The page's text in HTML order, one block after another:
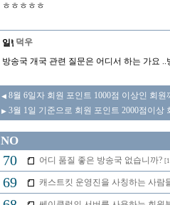
ㅎㅎㅎㅎㅎ
덕우
방송국 개국 관련 질문은 어디서 하는 가요
◀ 8월 6일자 회원 포인트 1000점 이상인 회
▶ 3월 1일 기준으로 회원 포인트 2000점이상
NO
70 어디 품질 좋은 방송국 없습니까?
69 캐스트킷 운영진을 사칭하는 사